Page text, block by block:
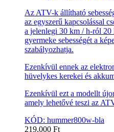
Az ATV-k állítható
az egyszerű kapcsolással
a jelenlegi 30 km / h-ról
gyermeke sebességét a
szabályozhatja.
Ezenkívül ennek az
hüvelykes kerekei és
Ezenkívül ezt a modellt
amely lehetővé teszi az
KÓD: hummer800w-bla
219,000 Ft